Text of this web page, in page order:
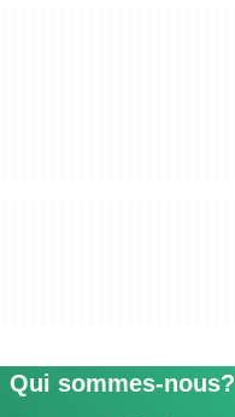
Qui sommes-nous?